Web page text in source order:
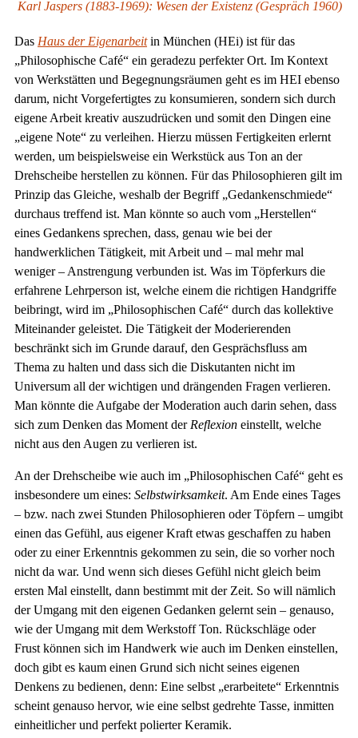
Karl Jaspers (1883-1969): Wesen der Existenz (Gespräch 1960)
Das Haus der Eigenarbeitin München (HEi) ist für das
„Philosophische Café“ ein geradezu perfekter Ort. Im Kontext
von Werkstätten und Begegnungsräumen geht es im HEI ebenso
darum, nicht Vorgefertigtes zu konsumieren, sondern sich durch
eigene Arbeit kreativ auszudrücken und somit den Dingen eine
„eigene Note“ zu verleihen. Hierzu müssen Fertigkeiten erlernt
werden, um beispielsweise ein Werkstück aus Ton an der
Drehscheibe herstellen zu können. Für das Philosophieren gilt im
Prinzip das Gleiche, weshalb der Begriff „Gedankenschmiede“
durchaus treffend ist. Man könnte so auch vom „Herstellen“
eines Gedankens sprechen, dass, genau wie bei der
handwerklichen Tätigkeit, mit Arbeit und – mal mehr mal
weniger – Anstrengung verbunden ist. Was im Töpferkurs die
erfahrene Lehrperson ist, welche einem die richtigen Handgriffe
beibringt, wird im „Philosophischen Café“ durch das kollektive
Miteinander geleistet. Die Tätigkeit der Moderierenden
beschränkt sich im Grunde darauf, den Gesprächsfluss am
Thema zu halten und dass sich die Diskutanten nicht im
Universum all der wichtigen und drängenden Fragen verlieren.
Man könnte die Aufgabe der Moderation auch darin sehen, dass
sich zum Denken das Moment der Reflexion einstellt, welche
nicht aus den Augen zu verlieren ist.
An der Drehscheibe wie auch im „Philosophischen Café“ geht es
insbesondere um eines: Selbstwirksamkeit. Am Ende eines Tages
– bzw. nach zwei Stunden Philosophieren oder Töpfern – umgibt
einen das Gefühl, aus eigener Kraft etwas geschaffen zu haben
oder zu einer Erkenntnis gekommen zu sein, die so vorher noch
nicht da war. Und wenn sich dieses Gefühl nicht gleich beim
ersten Mal einstellt, dann bestimmt mit der Zeit. So will nämlich
der Umgang mit den eigenen Gedanken gelernt sein – genauso,
wie der Umgang mit dem Werkstoff Ton. Rückschläge oder
Frust können sich im Handwerk wie auch im Denken einstellen,
doch gibt es kaum einen Grund sich nicht seines eigenen
Denkens zu bedienen, denn: Eine selbst „erarbeitete“ Erkenntnis
scheint genauso hervor, wie eine selbst gedrehte Tasse, inmitten
einheitlicher und perfekt polierter Keramik.